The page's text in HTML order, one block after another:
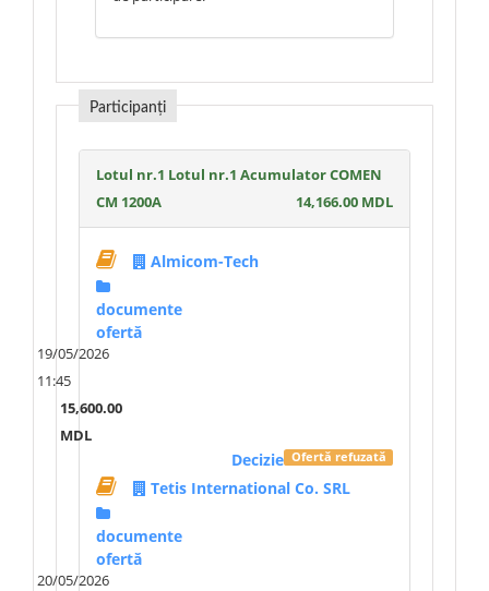
Participanți
Lotul nr.1 Lotul nr.1 Acumulator COMEN
CM 1200A
14,166.00 MDL
Almicom-Tech
documente
ofertă
19/05/2026
11:45
15,600.00
MDL
Ofertă refuzată
Decizie
Tetis International Co. SRL
documente
ofertă
20/05/2026